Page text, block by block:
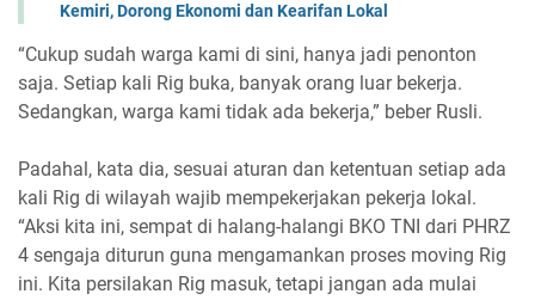
Kemiri, Dorong Ekonomi dan Kearifan Lokal
“Cukup sudah warga kami di sini, hanya jadi penonton
saja. Setiap kali Rig buka, banyak orang luar bekerja.
Sedangkan, warga kami tidak ada bekerja,” beber Rusli.
Padahal, kata dia, sesuai aturan dan ketentuan setiap ada
kali Rig di wilayah wajib mempekerjakan pekerja lokal.
“Aksi kita ini, sempat di halang-halangi BKO TNI dari PHRZ
4 sengaja diturun guna mengamankan proses moving Rig
ini. Kita persilakan Rig masuk, tetapi jangan ada mulai